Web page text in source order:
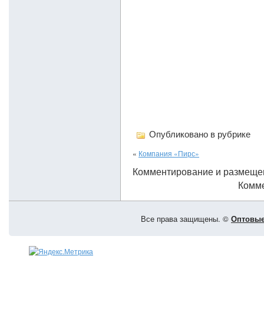
Опубликовано в рубрике
« Компания «Пирс»
Комментирование и
Все права защищены. ©